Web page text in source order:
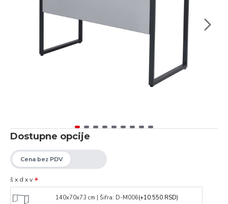
Dostupne opcije
š x d x v
140x70x73 cm | Šifra: D-M006(+10.550 RSD)